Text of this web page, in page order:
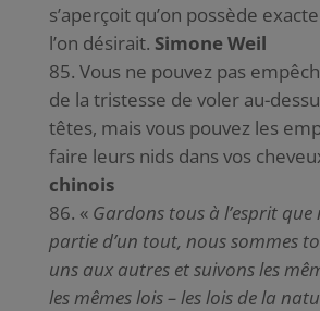
s’aperçoit qu’on possède
l’on désirait. Simone Weil
Vous ne pouvez pas
de la tristesse de voler au-
têtes, mais vous pouvez les
faire leurs nids dans vos
chinois
« Gardons tous à l’esprit que
partie d’un tout, nous sommes
uns aux autres et suivons les
les mêmes lois – les lois de la